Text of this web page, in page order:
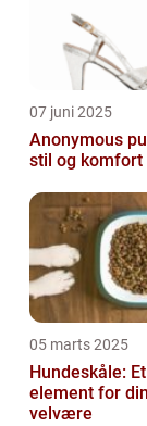
07 juni 2025
Anonymous
stil og komfort
05 marts 2025
Hundeskåle:
element for
velvære